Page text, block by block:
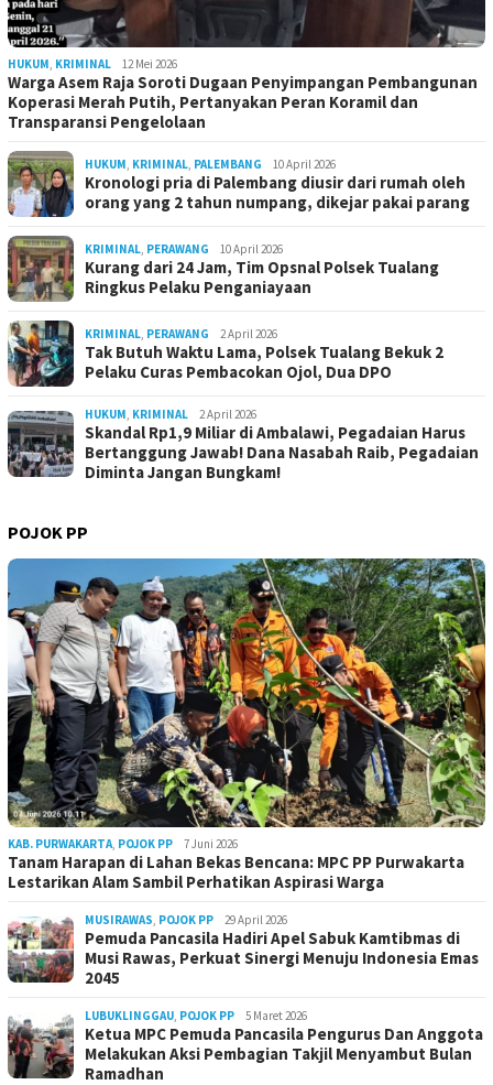
HUKUM, KRIMINAL 12 Mei 2026
Warga Asem Raja Soroti Dugaan Penyimpangan Pembangunan
Koperasi Merah Putih, Pertanyakan Peran Koramil dan
Transparansi Pengelolaan
HUKUM, KRIMINAL, PALEMBANG 10 April 2026
Kronologi pria di Palembang diusir dari rumah oleh
orang yang 2 tahun numpang, dikejar pakai parang
KRIMINAL, PERAWANG 10 April 2026
Kurang dari 24 Jam, Tim Opsnal Polsek Tualang
Ringkus Pelaku Penganiayaan
KRIMINAL, PERAWANG 2 April 2026
Tak Butuh Waktu Lama, Polsek Tualang Bekuk 2
Pelaku Curas Pembacokan Ojol, Dua DPO
HUKUM, KRIMINAL 2 April 2026
Skandal Rp1,9 Miliar di Ambalawi, Pegadaian Harus
Bertanggung Jawab! Dana Nasabah Raib, Pegadaian
Diminta Jangan Bungkam!
POJOK PP
KAB. PURWAKARTA, POJOK PP 7 Juni 2026
Tanam Harapan di Lahan Bekas Bencana: MPC PP Purwakarta
Lestarikan Alam Sambil Perhatikan Aspirasi Warga
MUSIRAWAS, POJOK PP 29 April 2026
Pemuda Pancasila Hadiri Apel Sabuk Kamtibmas di
Musi Rawas, Perkuat Sinergi Menuju Indonesia Emas
2045
LUBUKLINGGAU, POJOK PP 5 Maret 2026
Ketua MPC Pemuda Pancasila Pengurus Dan Anggota
Melakukan Aksi Pembagian Takjil Menyambut Bulan
Ramadhan